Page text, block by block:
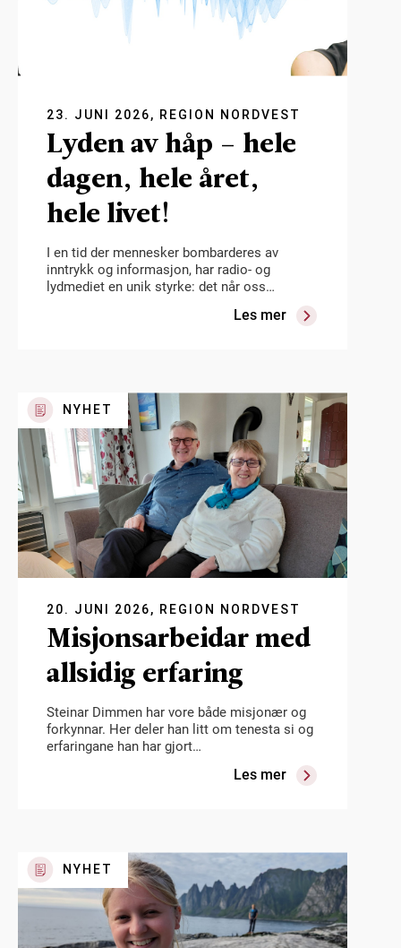
23. JUNI 2026, REGION NORDVEST
Lyden av håp – hele
dagen, hele året,
hele livet!
I en tid der mennesker bombarderes av
inntrykk og informasjon, har radio- og
lydmediet en unik styrke: det når oss…
Les mer
20. JUNI 2026, REGION NORDVEST
Misjonsarbeidar med
allsidig erfaring
Steinar Dimmen har vore både misjonær og
forkynnar. Her deler han litt om tenesta si og
erfaringane han har gjort…
Les mer
NYHET
NYHET